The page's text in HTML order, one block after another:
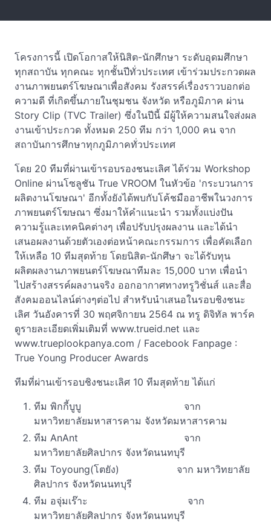
โครงการนี้ เปิดโอกาสให้นิสิต-นักศึกษา ระดับอุดมศึกษา
ทุกสถาบัน ทุกคณะ ทุกชั้นปีทั่วประเทศ เข้าร่วมประกวดผล
งานภาพยนตร์โฆษณาเพื่อสังคม รังสรรค์เรื่องราวบอกต่อ
ความดี ที่เกิดขึ้นภายในชุมชน จังหวัด หรือภูมิภาค ผ่าน
Story Clip (TVC Trailer) ซึ่งในปีนี้ มีผู้ให้ความสนใจส่งผล
งานเข้าประกวด ทั้งหมด 250 ทีม กว่า 1,000 คน จาก
สถาบันการศึกษาทุกภูมิภาคทั่วประเทศ
โดย 20 ทีมที่ผ่านเข้ารอบรองชนะเลิศ ได้ร่วม Workshop
Online ผ่านโซลูชัน True VROOM ในหัวข้อ 'กระบวนการ
ผลิตงานโฆษณา' อีกทั้งยังได้พบกับโค้ชมืออาชีพในวงการ
ภาพยนตร์โฆษณา ซึ่งมาให้คำแนะนำ รวมทั้งแบ่งปัน
ความรู้และเทคนิคต่างๆ เพื่อปรับปรุงผลงาน และได้นำ
เสนอผลงานด้วยตัวเองต่อหน้าคณะกรรมการ เพื่อคัดเลือก
ให้เหลือ 10 ทีมสุดท้าย โดยนิสิต-นักศึษา จะได้รับทุน
ผลิตผลงานภาพยนตร์โฆษณาทีมละ 15,000 บาท เพื่อนำ
ไปสร้างสรรค์ผลงานจริง ออกอากาศทางทรูวิชั่นส์ และสื่อ
สังคมออนไลน์ต่างๆต่อไป สำหรับนำเสนอในรอบชิงชนะ
เลิศ วันอังคารที่ 30 พฤศจิกายน 2564 ณ ทรู ดิจิทัล พาร์ค
ดูรายละเอียดเพิ่มเติมที่ www.trueid.net และ
www.trueplookpanya.com / Facebook Fanpage :
True Young Producer Awards
ทีมที่ผ่านเข้ารอบชิงชนะเลิศ 10 ทีมสุดท้าย ได้แก่
ทีม พิกกี้บูบู จาก
มหาวิทยาลัยมหาสารคาม จังหวัดมหาสารคาม
ทีม AnAnt จาก
มหาวิทยาลัยศิลปากร จังหวัดนนทบุรี
ทีม Toyoung(โตยัง) จาก มหาวิทยาลัย
ศิลปากร จังหวัดนนทบุรี
ทีม อจุ่มเร๊าะ จาก
มหาวิทยาลัยศิลปากร จังหวัดนนทบุรี